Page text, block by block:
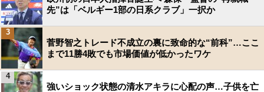
先”は「ベルギー1部の日系クラブ」一択か
菅野智之トレード不成立の裏に致命的な“前科”…ここ
まで11勝4敗でも市場価値が低かったワケ
3
強いショック状態の清水アキラに心配の声…子供を亡
4